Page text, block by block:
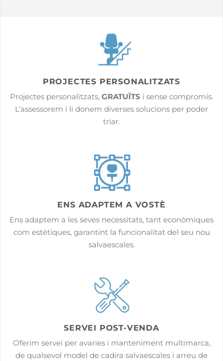
PROJECTES PERSONALITZATS
Projectes personalitzats, GRATUÏTS i sense compromís.
L’assessorem i li donem diverses solucions per poder
triar.
ENS ADAPTEM A VOSTÈ
Ens adaptem a les seves necessitats, tant econòmiques
com estètiques, garantint la funcionalitat del seu nou
salvaescales.
SERVEI POST-VENDA
Oferim servei per avaries i manteniment multimarca,
de qualsevol model de cadira salvaescales i arreu de